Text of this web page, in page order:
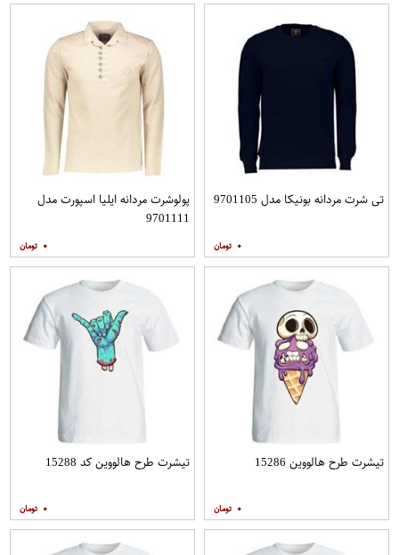
تی شرت مردانه بونیکا مدل 9701105
۰
پولوشرت مردانه ایلیا اسپورت مدل
9701111
۰
تیشرت طرح هالووین 15286
۰
تیشرت طرح هالووین کد 15288
۰